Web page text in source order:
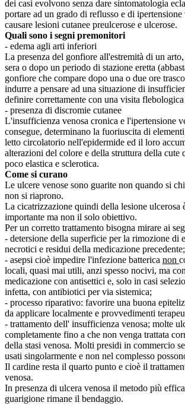
dei casi evolvono senza dare sintomatologia
portare ad un grado di reflusso e di ipertensione
causare lesioni cutanee preulcerose e ulcerose.
Quali sono i segni premonitori
- edema agli arti inferiori
La presenza del gonfiore all'estremità di un
sera o dopo un periodo di stazione eretta
gonfiore che compare dopo una o due ore
indurre a pensare ad una situazione di
definire correttamente con una visita flebologica
- presenza di discromie cutanee
L'insufficienza venosa cronica e l'ipertensione
consegue, determinano la fuoriuscita di
letto circolatorio nell'epidermide ed il loro
alterazioni del colore e della struttura della cute
poco elastica e sclerotica.
Come si curano
Le ulcere venose sono guarite non quando si
non si riaprono.
La cicatrizzazione quindi della lesione ulcerosa
importante ma non il solo obiettivo.
Per un corretto trattamento bisogna mirare ai
- detersione della superficie per la rimozione di
necrotici e residui della medicazione precedente;
- asepsi cioè impedire l'infezione batterica non
locali, quasi mai utili, anzi spesso nocivi, ma
medicazione con antisettici e, solo in casi
infetta, con antibiotici per via sistemica;
- processo riparativo: favorire una buona
da applicare localmente e provvedimenti
- trattamento dell' insufficienza venosa; molte
completamente fino a che non venga trattata
della stasi venosa. Molti presidi in commercio
usati singolarmente e non nel complesso
Il cardine resta il quarto punto e cioè il
venosa.
In presenza di ulcera venosa il metodo più
guarigione rimane il bendaggio.